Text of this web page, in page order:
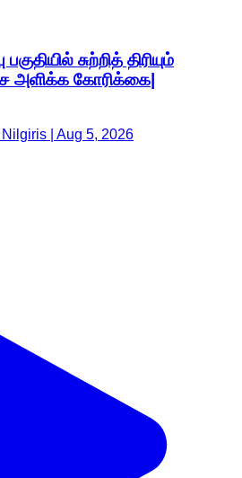
சுற்றித் திரியும்
அளிக்க கோரிக்கை|
| Aug 5, 2026